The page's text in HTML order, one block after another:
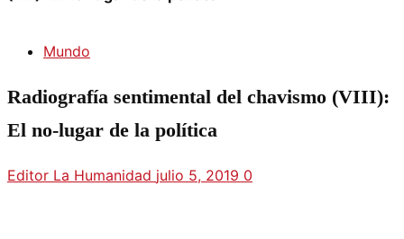
Mundo
Radiografía sentimental del chavismo (VIII):
El no-lugar de la política
Editor La Humanidad julio 5, 2019 0